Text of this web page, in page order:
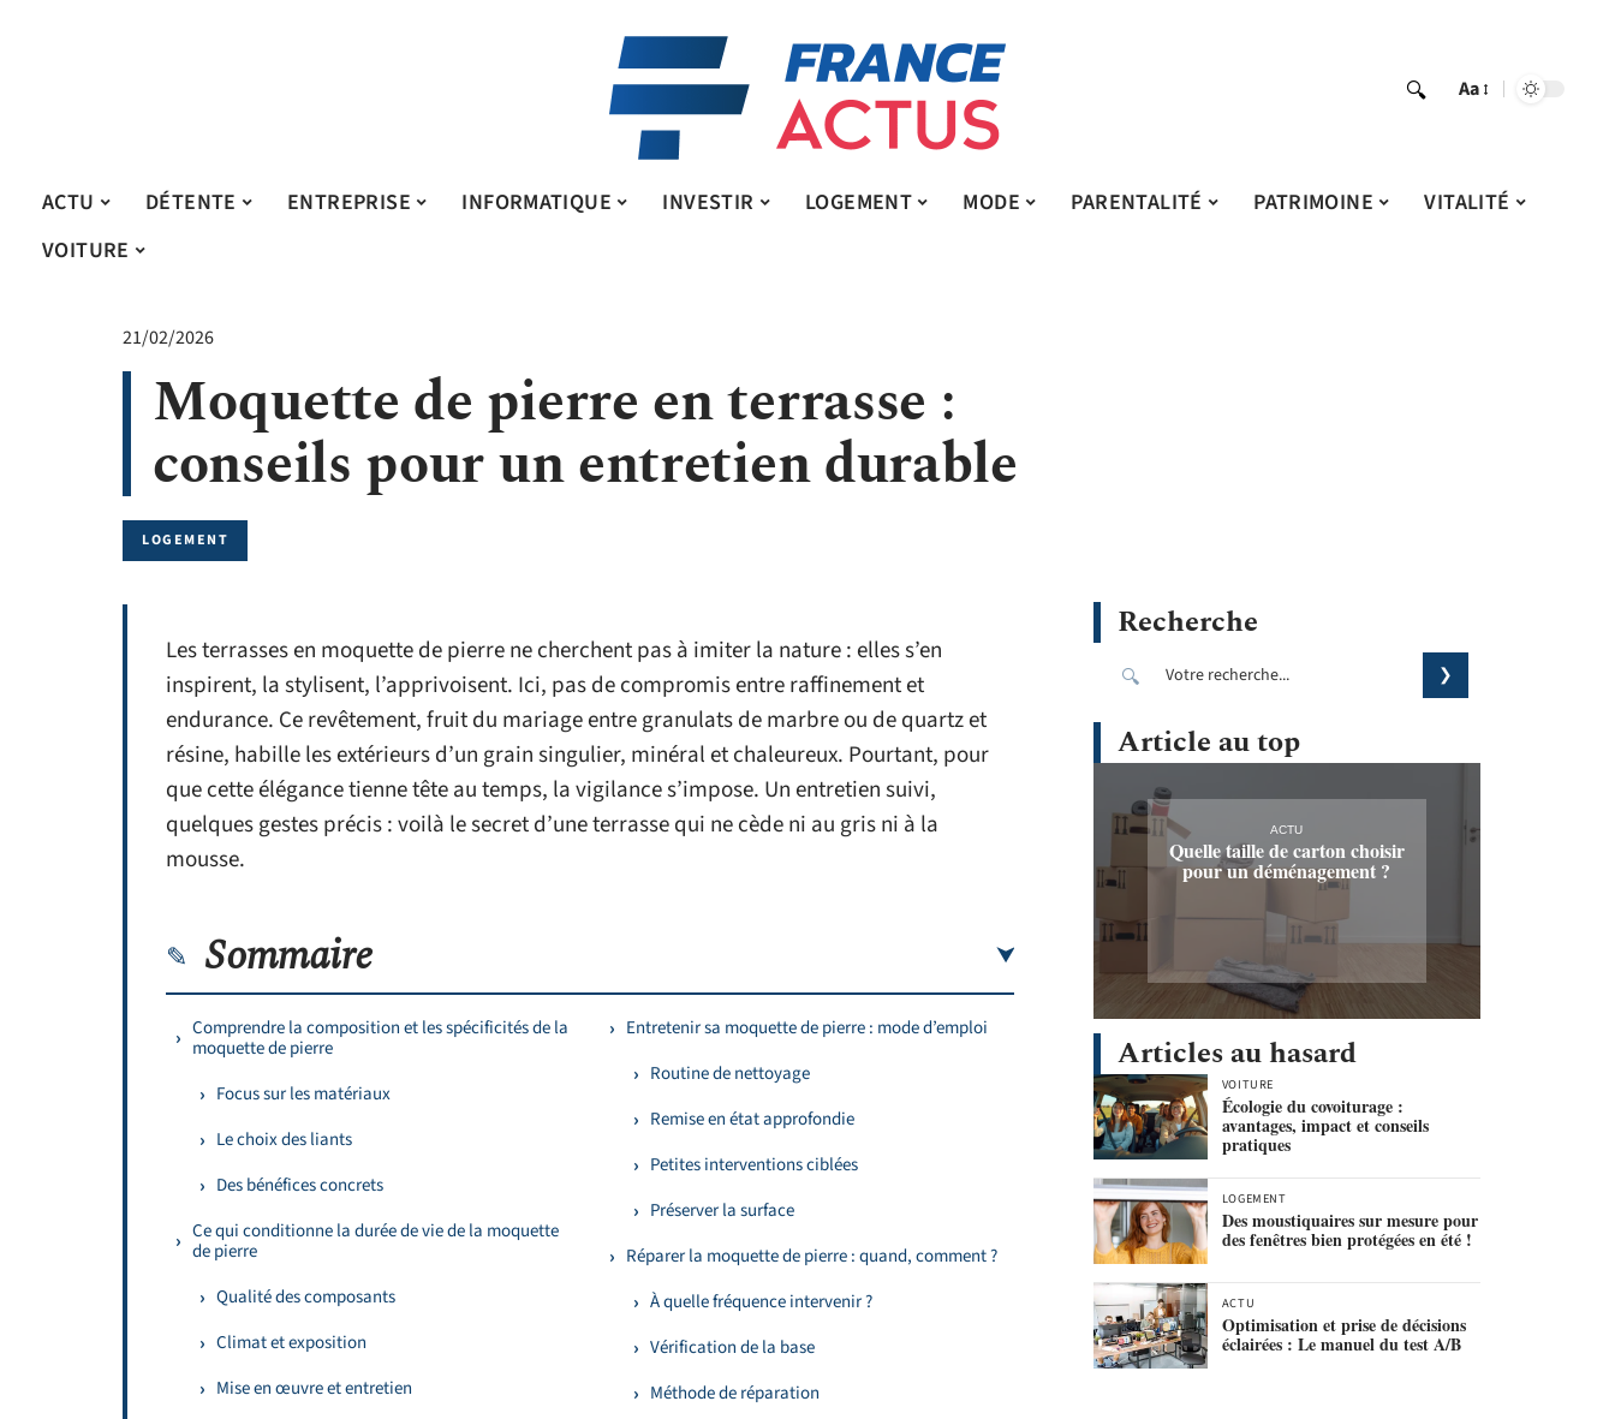
Aa
ACTU DÉTENTE ENTREPRISE INFORMATIQUE INVESTIR LOGEMENT MODE PARENTALITÉ PATRIMOINE
VITALITÉ
VOITURE
21/02/2026
Moquette de pierre en terrasse :
conseils pour un entretien durable
LOGEMENT
Les terrasses en moquette de pierre ne cherchent pas à imiter la nature : elles s’en
inspirent, la stylisent, l’apprivoisent. Ici, pas de compromis entre raffinement et
endurance. Ce revêtement, fruit du mariage entre granulats de marbre ou de quartz et
résine, habille les extérieurs d’un grain singulier, minéral et chaleureux. Pourtant, pour
que cette élégance tienne tête au temps, la vigilance s’impose. Un entretien suivi,
quelques gestes précis : voilà le secret d’une terrasse qui ne cède ni au gris ni à la
mousse.
Sommaire
Comprendre la composition et les spécificités de la
moquette de pierre
Focus sur les matériaux
Le choix des liants
Des bénéfices concrets
Ce qui conditionne la durée de vie de la moquette
de pierre
Qualité des composants
Climat et exposition
Mise en œuvre et entretien
Entretenir sa moquette de pierre : mode d’emploi
Routine de nettoyage
Remise en état approfondie
Petites interventions ciblées
Préserver la surface
Réparer la moquette de pierre : quand, comment ?
À quelle fréquence intervenir ?
Vérification de la base
Méthode de réparation
Recherche
Article au top
ACTU
Quelle taille de carton choisir
pour un déménagement ?
Articles au hasard
VOITURE
Écologie du covoiturage :
avantages, impact et conseils
pratiques
LOGEMENT
Des moustiquaires sur mesure pour
des fenêtres bien protégées en été !
ACTU
Optimisation et prise de décisions
éclairées : Le manuel du test A/B